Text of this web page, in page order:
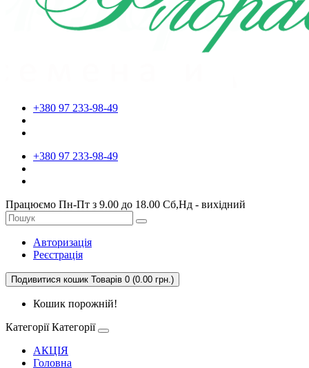
+380 97 233-98-49
+380 97 233-98-49
Працюємо Пн-Пт з 9.00 до 18.00 Сб,Нд - вихідний
Авторизація
Реєстрація
Подивитися кошик Товарів 0 (0.00 грн.)
Кошик порожній!
Категорії Категорії
АКЦІЯ
Головна